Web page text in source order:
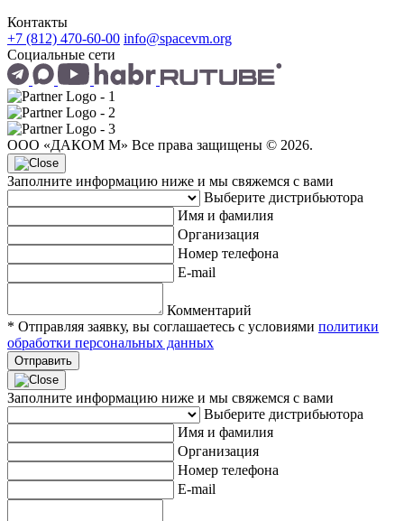
Контакты
+7 (812) 470-60-00 info@spacevm.org
Социальные сети
ООО «ДАКОМ М» Все права защищены © 2026.
Заполните информацию ниже и мы свяжемся с вами
Выберите дистрибьютора
Имя и фамилия
Организация
Номер телефона
E-mail
Комментарий
* Отправляя заявку, вы соглашаетесь с условиями политики
обработки персональных данных
Отправить
Заполните информацию ниже и мы свяжемся с вами
Выберите дистрибьютора
Имя и фамилия
Организация
Номер телефона
E-mail